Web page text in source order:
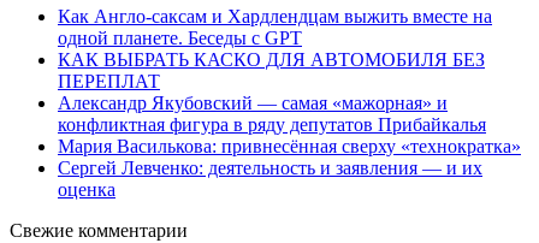
Как Англо-саксам и Хардлендцам выжить вместе на
одной планете. Беседы с GPT
КАК ВЫБРАТЬ КАСКО ДЛЯ АВТОМОБИЛЯ БЕЗ
ПЕРЕПЛАТ
Александр Якубовский — самая «мажорная» и
конфликтная фигура в ряду депутатов Прибайкалья
Мария Василькова: привнесённая сверху «технократка»
Сергей Левченко: деятельность и заявления — и их
оценка
Свежие комментарии